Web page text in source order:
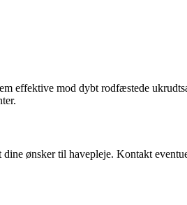
effektive mod dybt rodfæstede
ønsker til havepleje. Kontakt